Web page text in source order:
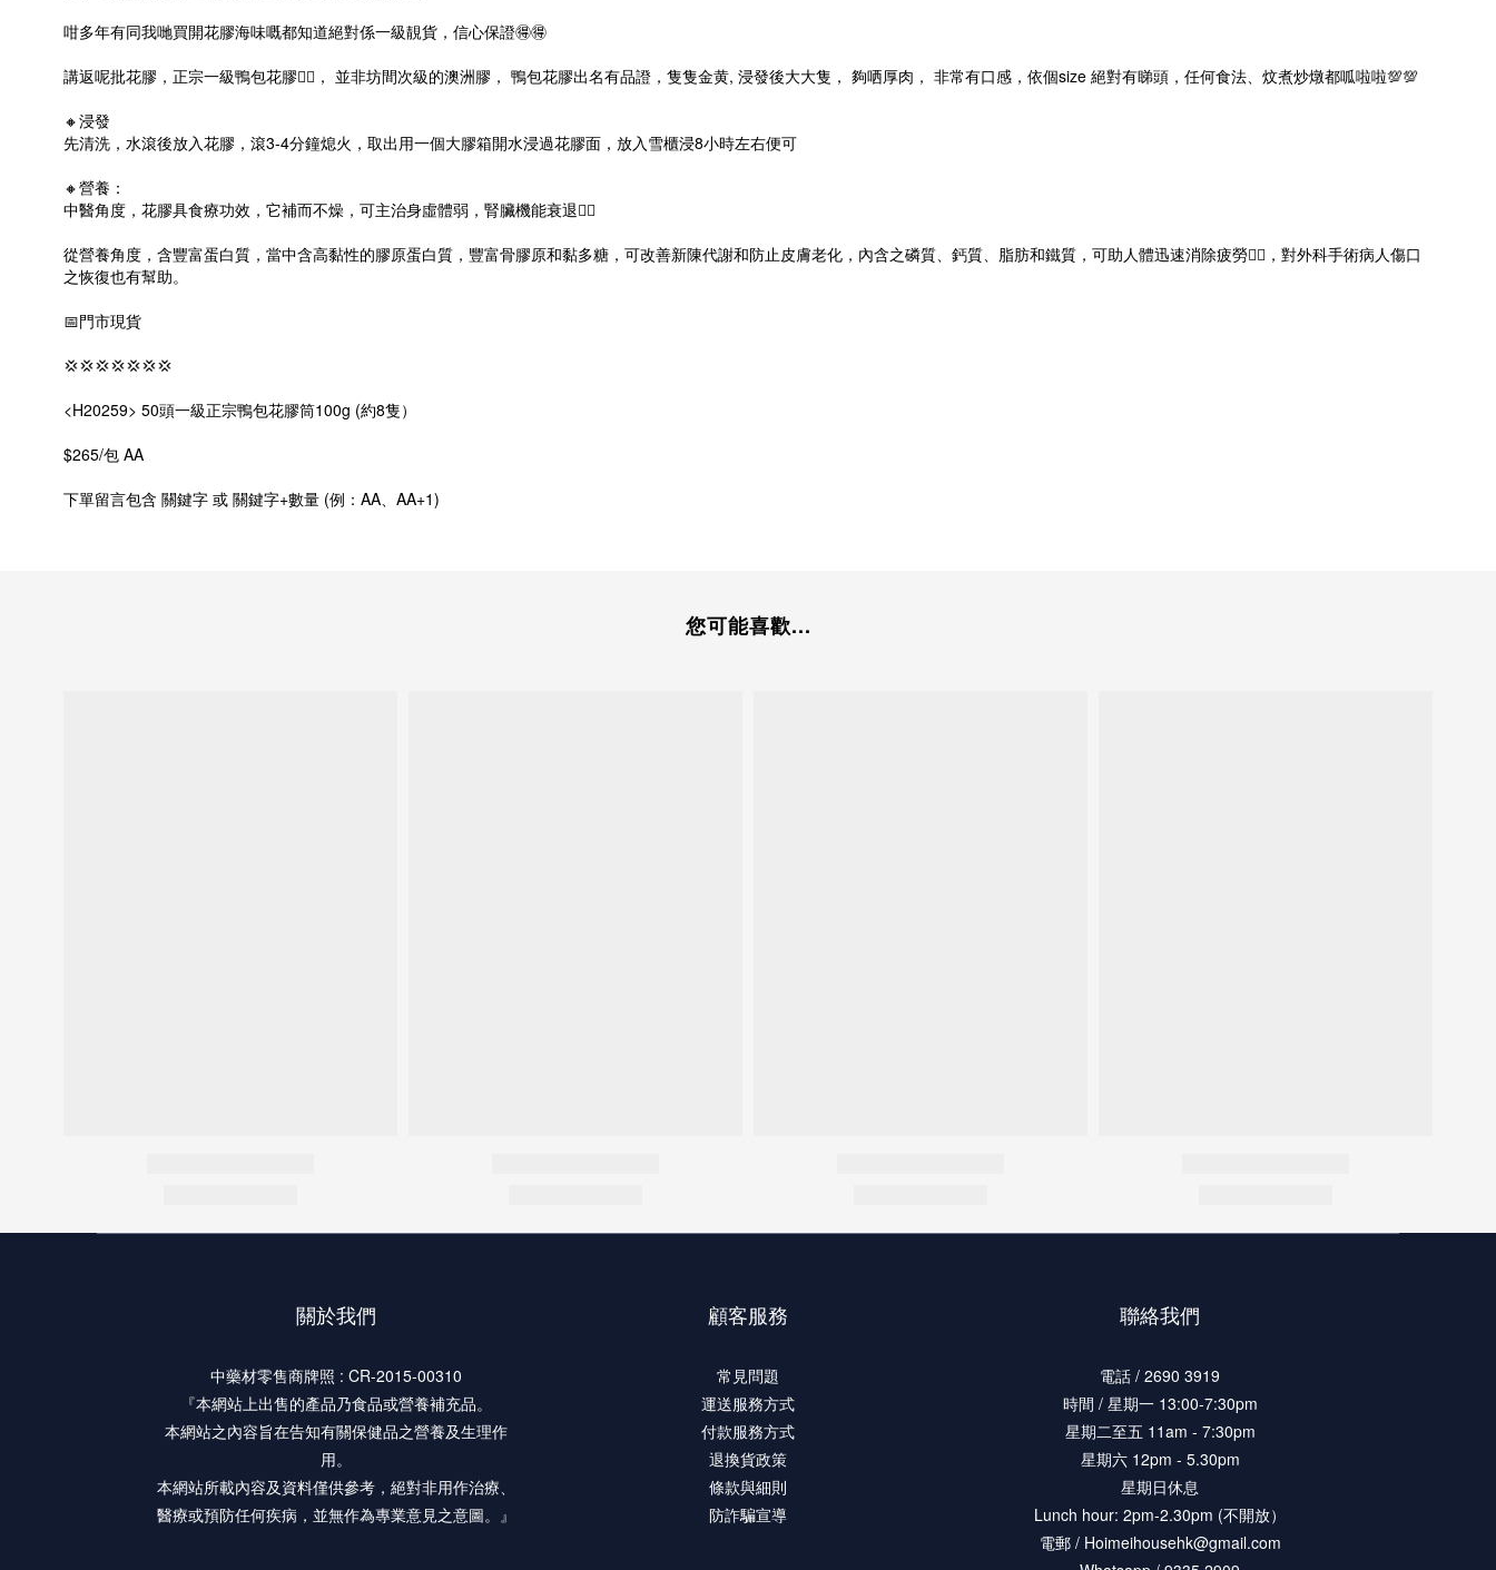
咁多年有同我哋買開花膠海味嘅都知道絕對係一級靚貨，信心保證🉐🉐
講返呢批花膠，正宗一級鴨包花膠👍🏻 ， 並非坊間次級的澳洲膠， 鴨包花膠出名有品證，隻隻金黄, 浸發後大大隻， 夠哂厚肉， 非常有口感，依個size 絕對有睇頭，任何食法、炆煮炒燉都呱啦啦💯💯
🔸浸發
先清洗，水滾後放入花膠，滾3-4分鐘熄火，取出用一個大膠箱開水浸過花膠面，放入雪櫃浸8小時左右便可
🔸營養：
中醫角度，花膠具食療功效，它補而不燥，可主治身虛體弱，腎臟機能衰退👍🏻
從營養角度，含豐富蛋白質，當中含高黏性的膠原蛋白質，豐富骨膠原和黏多糖，可改善新陳代謝和防止皮膚老化，內含之磷質、鈣質、脂肪和鐵質，可助人體迅速消除疲勞👍🏻 ，對外科手術病人傷口
之恢復也有幫助。
📅門市現貨
💢💢💢💢💢💢💢
<H20259> 50頭一級正宗鴨包花膠筒100g (約8隻）
$265/包 AA
下單留言包含 關鍵字 或 關鍵字+數量 (例：AA、AA+1)
您可能喜歡...
關於我們
中藥材零售商牌照 : CR-2015-00310
『本網站上出售的產品乃食品或營養補充品。
本網站之內容旨在告知有關保健品之營養及生理作
用。
本網站所載內容及資料僅供參考，絕對非用作治療、
醫療或預防任何疾病，並無作為專業意見之意圖。』
顧客服務
常見問題
運送服務方式
付款服務方式
退換貨政策
條款與細則
防詐騙宣導
聯絡我們
電話 / 2690 3919
時間 / 星期一 13:00-7:30pm
星期二至五 11am - 7:30pm
星期六 12pm - 5.30pm
星期日休息
Lunch hour: 2pm-2.30pm (不開放）
電郵 / Hoimeihousehk@gmail.com